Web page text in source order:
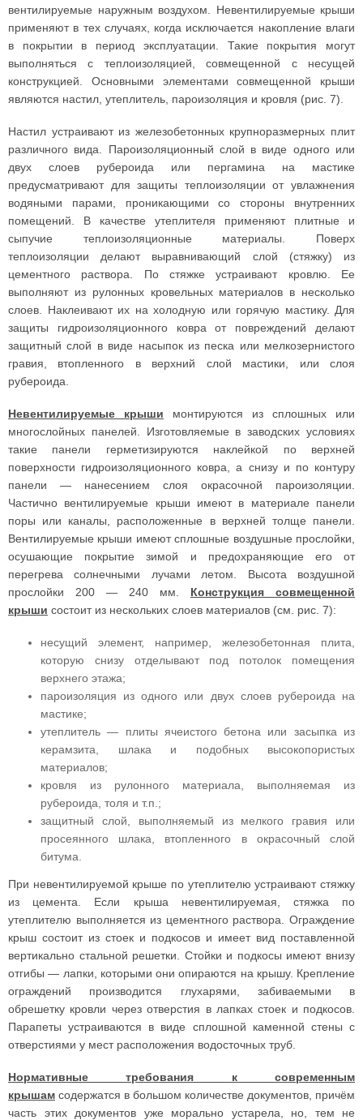
вентилируемые наружным воздухом. Невентилируемые крыши
применяют в тех случаях, когда исключается накопление влаги
в покрытии в период эксплуатации. Такие покрытия могут
выполняться с теплоизоляцией, совмещенной с несущей
конструкцией. Основными элементами совмещенной крыши
являются настил, утеплитель, пароизоляция и кровля (рис. 7).
Настил устраивают из железобетонных крупноразмерных плит
различного вида. Пароизоляционный слой в виде одного или
двух слоев рубероида или пергамина на мастике
предусматривают для защиты теплоизоляции от увлажнения
водяными парами, проникающими со стороны внутренних
помещений. В качестве утеплителя применяют плитные и
сыпучие теплоизоляционные материалы. Поверх
теплоизоляции делают выравнивающий слой (стяжку) из
цементного раствора. По стяжке устраивают кровлю. Ее
выполняют из рулонных кровельных материалов в несколько
слоев. Наклеивают их на холодную или горячую мастику. Для
защиты гидроизоляционного ковра от повреждений делают
защитный слой в виде насыпок из песка или мелкозернистого
гравия, втопленного в верхний слой мастики, или слоя
рубероида.
Невентилируемые крыши монтируются из сплошных или
многослойных панелей. Изготовляемые в заводских условиях
такие панели герметизируются наклейкой по верхней
поверхности гидроизоляционного ковра, а снизу и по контуру
панели — нанесением слоя окрасочной пароизоляции.
Частично вентилируемые крыши имеют в материале панели
поры или каналы, расположенные в верхней толще панели.
Вентилируемые крыши имеют сплошные воздушные прослойки,
осушающие покрытие зимой и предохраняющие его от
перегрева солнечными лучами летом. Высота воздушной
прослойки 200 — 240 мм. Конструкция совмещенной
крыши состоит из нескольких слоев материалов (см. рис. 7):
несущий элемент, например, железобетонная плита,
которую снизу отделывают под потолок помещения
верхнего этажа;
пароизоляция из одного или двух слоев рубероида на
мастике;
утеплитель — плиты ячеистого бетона или засыпка из
керамзита, шлака и подобных высокопористых
материалов;
кровля из рулонного материала, выполняемая из
рубероида, толя и т.п.;
защитный слой, выполняемый из мелкого гравия или
просеянного шлака, втопленного в окрасочный слой
битума.
При невентилируемой крыше по утеплителю устраивают стяжку
из цемента. Если крыша невентилируемая, стяжка по
утеплителю выполняется из цементного раствора. Ограждение
крыш состоит из стоек и подкосов и имеет вид поставленной
вертикально стальной решетки. Стойки и подкосы имеют внизу
отгибы — лапки, которыми они опираются на крышу. Крепление
ограждений производится глухарями, забиваемыми в
обрешетку кровли через отверстия в лапках стоек и подкосов.
Парапеты устраиваются в виде сплошной каменной стены с
отверстиями у мест расположения водосточных труб.
Нормативные требования к современным
крышам содержатся в большом количестве документов, причём
часть этих документов уже морально устарела, но, тем не